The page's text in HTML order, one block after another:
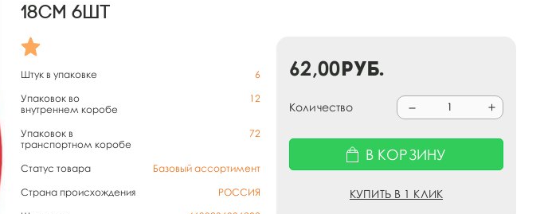
18см 6шт
Штук в упаковке
6
Упаковок во
внутреннем коробе
12
Упаковок в
транспортном коробе
72
Статус товара
Базовый ассортимент
Страна происхождения
РОССИЯ
62,00руб.
Количество
В КОРЗИНУ
КУПИТЬ В 1 КЛИК